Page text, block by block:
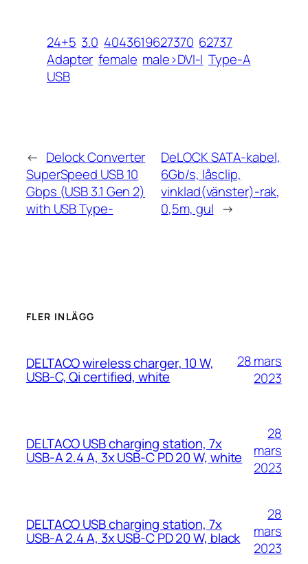
24+5 3.0 4043619627370 62737
Adapter female male>DVI-I Type-A
USB
← Delock Converter
SuperSpeed USB 10
Gbps (USB 3.1 Gen 2)
with USB Type-
DeLOCK SATA-kabel,
6Gb/s, låsclip,
vinklad(vänster)-rak,
0,5m, gul →
FLER INLÄGG
DELTACO wireless charger, 10 W,
USB-C, Qi certified, white
28 mars
2023
DELTACO USB charging station, 7x
USB-A 2.4 A, 3x USB-C PD 20 W, white
28
mars
2023
DELTACO USB charging station, 7x
USB-A 2.4 A, 3x USB-C PD 20 W, black
28
mars
2023